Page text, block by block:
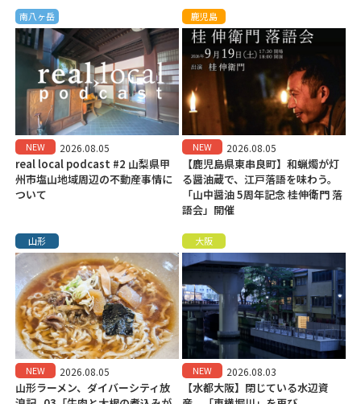
南八ヶ岳
NEW 2026.08.05
real local podcast #2 山梨県甲
州市塩山地域周辺の不動産事情に
ついて
鹿児島
NEW 2026.08.05
【鹿児島県東串良町】和蝋燭が灯
る醤油蔵で、江戸落語を味わう。
「山中醤油 5周年記念 桂伸衛門 落
語会」開催
山形
NEW 2026.08.05
山形ラーメン、ダイバーシティ放
大阪
NEW 2026.08.03
【水都大阪】閉じている水辺資